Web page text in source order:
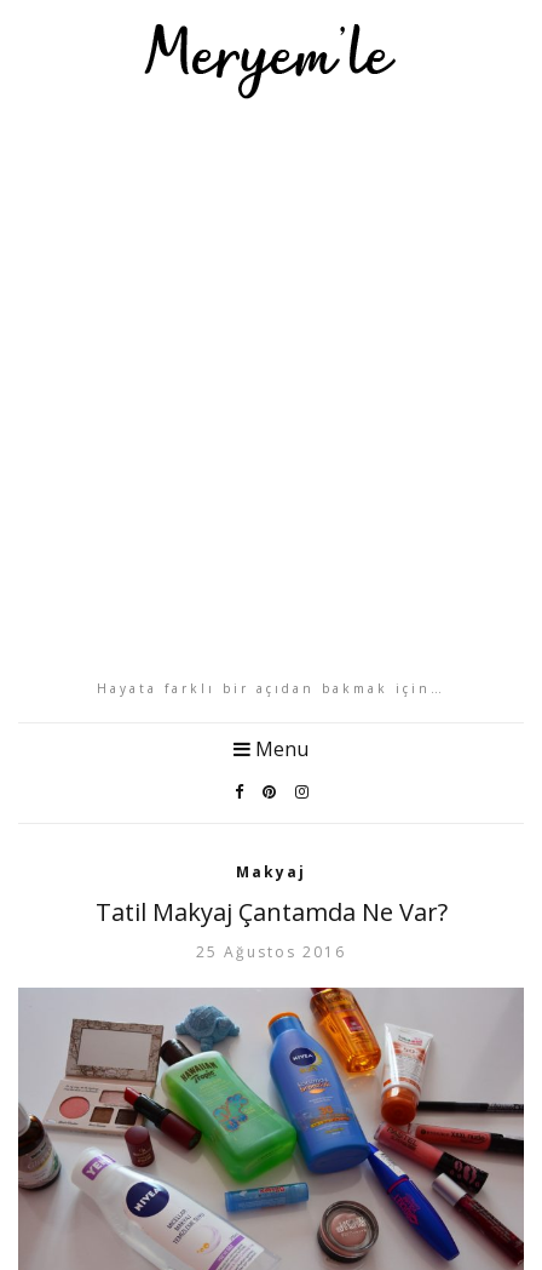
Hayata farklı bir açıdan bakmak için…
Menu
Makyaj
Tatil Makyaj Çantamda Ne Var?
25 Ağustos 2016